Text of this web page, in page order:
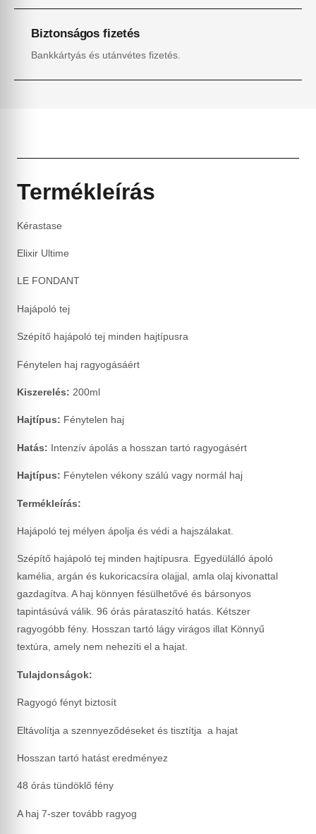
Biztonságos fizetés
Bankkártyás és utánvétes fizetés.
Termékleírás
Kérastase
Elixir Ultime
LE FONDANT
Hajápoló tej
Szépítő hajápoló tej minden hajtípusra
Fénytelen haj ragyogásáért
Kiszerelés: 200ml
Hajtípus: Fénytelen haj
Hatás: Intenzív ápolás a hosszan tartó ragyogásért
Hajtípus: Fénytelen vékony szálú vagy normál haj
Termékleírás:
Hajápoló tej mélyen ápolja és védi a hajszálakat.
Szépítő hajápoló tej minden hajtípusra. Egyedülálló ápoló
kamélia, argán és kukoricacsíra olajjal, amla olaj kivonattal
gazdagítva. A haj könnyen fésülhetővé és bársonyos
tapintásúvá válik. 96 órás párataszító hatás. Kétszer
ragyogóbb fény. Hosszan tartó lágy virágos illat Könnyű
textúra, amely nem nehezíti el a hajat.
Tulajdonságok:
Ragyogó fényt biztosít
Eltávolítja a szennyeződéseket és tisztítja a hajat
Hosszan tartó hatást eredményez
48 órás tündöklő fény
A haj 7-szer tovább ragyog